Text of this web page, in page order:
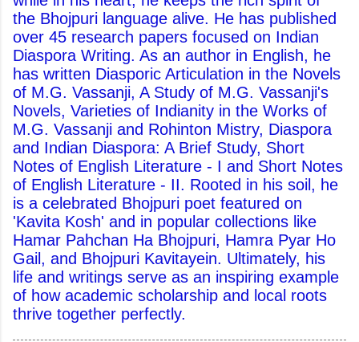
the Bhojpuri language alive. He has published
over 45 research papers focused on Indian
Diaspora Writing. As an author in English, he
has written Diasporic Articulation in the Novels
of M.G. Vassanji, A Study of M.G. Vassanji's
Novels, Varieties of Indianity in the Works of
M.G. Vassanji and Rohinton Mistry, Diaspora
and Indian Diaspora: A Brief Study, Short
Notes of English Literature - I and Short Notes
of English Literature - II. Rooted in his soil, he
is a celebrated Bhojpuri poet featured on
'Kavita Kosh' and in popular collections like
Hamar Pahchan Ha Bhojpuri, Hamra Pyar Ho
Gail, and Bhojpuri Kavitayein. Ultimately, his
life and writings serve as an inspiring example
of how academic scholarship and local roots
thrive together perfectly.